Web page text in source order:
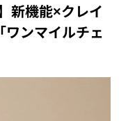
新機能×クレイ
ンマイルチェ